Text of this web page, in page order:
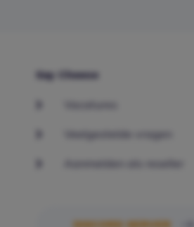
Say Cheese
Veelgestelde vragen